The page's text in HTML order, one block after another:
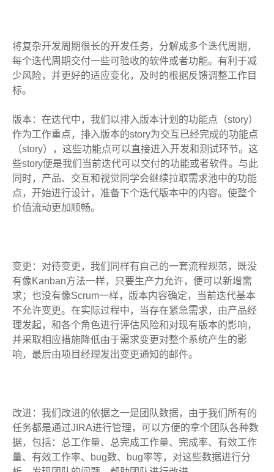
将复杂开发周期很长的开发任务，分解成多个迭代周期，
每个迭代周期交付一些可验收的软件或者功能。有利于减
少风险，并更好的适应变化，及时的根据反馈调整工作目
标。
版本：在迭代中，我们以排入版本计划的功能点（story）
作为工作重点，排入版本的story为交互已经完成的功能点
（story），这些功能点可以直接进入开发和测试环节。这
些story便是我们当前迭代可以交付的功能或者软件。与此
同时，产品、交互和视觉同学会继续拉取需求池中的功能
点，开始进行设计，准备下个迭代版本中的内容。使整个
价值流动更加顺畅。
变更：对待变更，我们同样有自己的一套流程规范，既没
有像Kanban方法一样，只要生产力允许，便可以新增需
求；也没有像Scrum一样，版本内容确定，当前迭代基本
不允许变更。在实际过程中，当存在紧急需求，由产品经
理发起，和各个角色进行评估风险和对现有版本的影响，
并采取相应措施降低由于需求变更对整个系统产生的影
响，最后由项目经理发出变更通知的邮件。
改进：我们改进的依据之一是团队数据，由于我们所有的
任务都是通过JIRA进行管理，可以方便的拿个团队各种数
据，包括：总工作量、总完成工作量、完成率、有效工作
量、有效工作率、bug数、bug率等，对这些数据进行分